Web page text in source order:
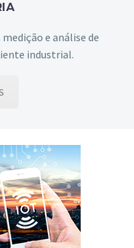
e análise de
industrial.